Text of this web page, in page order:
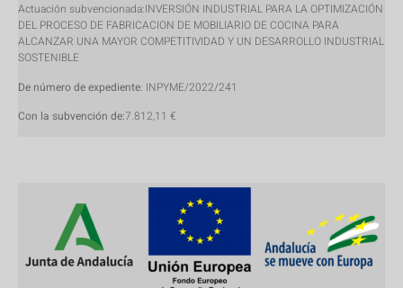
Actuación subvencionada:INVERSIÓN INDUSTRIAL PARA LA OPTIMIZACIÓN
DEL PROCESO DE FABRICACION DE MOBILIARIO DE COCINA PARA
ALCANZAR UNA MAYOR COMPETITIVIDAD Y UN DESARROLLO INDUSTRIAL
SOSTENIBLE
De número de expediente: INPYME/2022/241
Con la subvención de:7.812,11 €